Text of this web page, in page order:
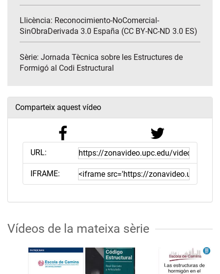
Llicència: Reconocimiento-NoComercial-
SinObraDerivada 3.0 España (CC BY-NC-ND 3.0 ES)
Sèrie: Jornada Tècnica sobre les Estructures de
Formigó al Codi Estructural
Comparteix aquest vídeo
URL:
IFRAME:
Vídeos de la mateixa sèrie